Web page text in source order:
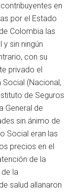
en
por el Estado
Colombia las
sin ningún
con su
privado el
(Nacional,
de Seguros
General de
sin ánimo de
Social eran las
precios en el
de la
la
salud allanaron